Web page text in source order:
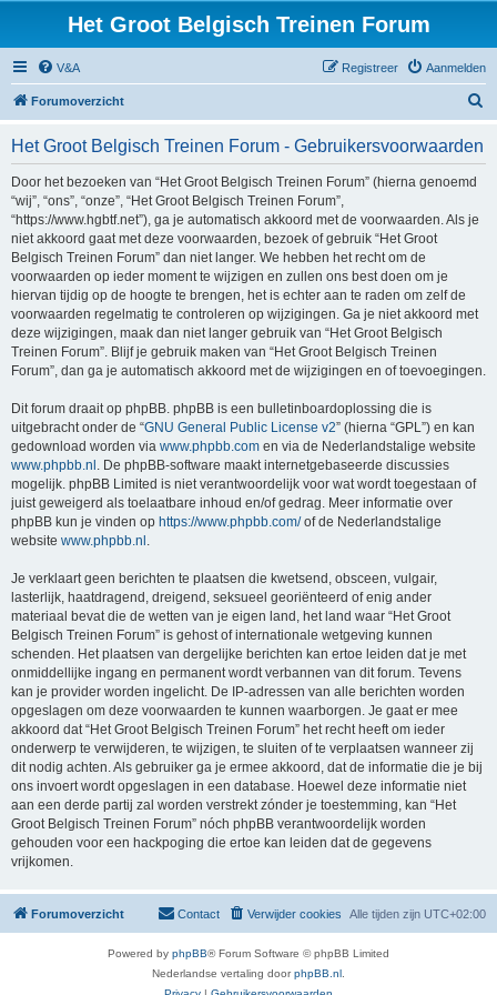
Het Groot Belgisch Treinen Forum
V&A Aanmelden
Registreer
Forumoverzicht
Het Groot Belgisch Treinen Forum - Gebruikersvoorwaarden
Door het bezoeken van “Het Groot Belgisch Treinen Forum” (hierna genoemd
“wij”, “ons”, “onze”, “Het Groot Belgisch Treinen Forum”,
“https://www.hgbtf.net”), ga je automatisch akkoord met de voorwaarden. Als je
niet akkoord gaat met deze voorwaarden, bezoek of gebruik “Het Groot
Belgisch Treinen Forum” dan niet langer. We hebben het recht om de
voorwaarden op ieder moment te wijzigen en zullen ons best doen om je
hiervan tijdig op de hoogte te brengen, het is echter aan te raden om zelf de
voorwaarden regelmatig te controleren op wijzigingen. Ga je niet akkoord met
deze wijzigingen, maak dan niet langer gebruik van “Het Groot Belgisch
Treinen Forum”. Blijf je gebruik maken van “Het Groot Belgisch Treinen
Forum”, dan ga je automatisch akkoord met de wijzigingen en of toevoegingen.
Dit forum draait op phpBB. phpBB is een bulletinboardoplossing die is
uitgebracht onder de “GNU General Public License v2” (hierna “GPL”) en kan
gedownload worden via www.phpbb.com en via de Nederlandstalige website
www.phpbb.nl . De phpBB-software maakt internetgebaseerde discussies
mogelijk. phpBB Limited is niet verantwoordelijk voor wat wordt toegestaan of
juist geweigerd als toelaatbare inhoud en/of gedrag. Meer informatie over
phpBB kun je vinden op https://www.phpbb.com/of de Nederlandstalige
website www.phpbb.nl .
Je verklaart geen berichten te plaatsen die kwetsend, obsceen, vulgair,
lasterlijk, haatdragend, dreigend, seksueel georiënteerd of enig ander
materiaal bevat die de wetten van je eigen land, het land waar “Het Groot
Belgisch Treinen Forum” is gehost of internationale wetgeving kunnen
schenden. Het plaatsen van dergelijke berichten kan ertoe leiden dat je met
onmiddellijke ingang en permanent wordt verbannen van dit forum. Tevens
kan je provider worden ingelicht. De IP-adressen van alle berichten worden
opgeslagen om deze voorwaarden te kunnen waarborgen. Je gaat er mee
akkoord dat “Het Groot Belgisch Treinen Forum” het recht heeft om ieder
onderwerp te verwijderen, te wijzigen, te sluiten of te verplaatsen wanneer zij
dit nodig achten. Als gebruiker ga je ermee akkoord, dat de informatie die je bij
ons invoert wordt opgeslagen in een database. Hoewel deze informatie niet
aan een derde partij zal worden verstrekt zónder je toestemming, kan “Het
Groot Belgisch Treinen Forum” nóch phpBB verantwoordelijk worden
gehouden voor een hackpoging die ertoe kan leiden dat de gegevens
vrijkomen.
Forumoverzicht Alle tijden zijn UTC+02:00
Verwijder cookies
Contact
Powered by phpBB® Forum Software © phpBB Limited
Nederlandse vertaling doorphpBB.nl